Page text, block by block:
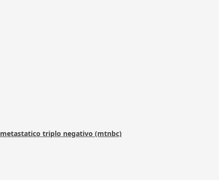
triplo negativo (mtnbc)